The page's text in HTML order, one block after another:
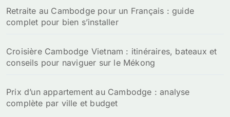
Retraite au Cambodge pour un Français : guide
complet pour bien s’installer
Croisière Cambodge Vietnam : itinéraires, bateaux et
conseils pour naviguer sur le Mékong
Prix d’un appartement au Cambodge : analyse
complète par ville et budget